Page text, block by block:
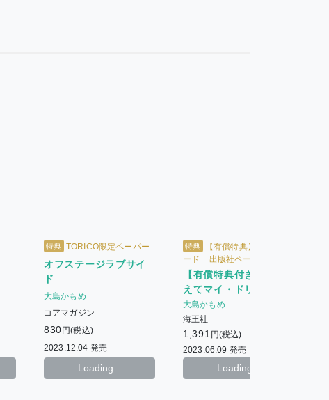
特典 TORICO限定ペーパー
オフステージラブサイ
ド
大島かもめ
コアマガジン
830 円(税込)
2023.12.04 発売
Loading...
特典
【有償特典】クリアカ
ード + 出版社ペーパー
【有償特典付き】こた
えてマイ・ドリフター
大島かもめ
海王社
1,391 円(税込)
2023.06.09 発売
Loading...